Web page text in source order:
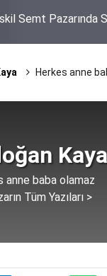
Kazandırılan
Herkes anne
Kaya
anne baba olamaz
Tüm Yazıları >